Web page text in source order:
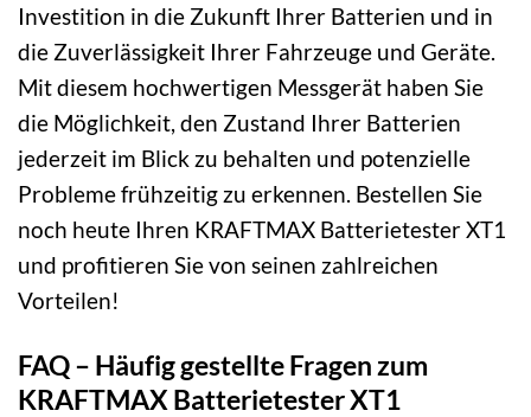
Investition in die Zukunft Ihrer Batterien und in
die Zuverlässigkeit Ihrer Fahrzeuge und Geräte.
Mit diesem hochwertigen Messgerät haben Sie
die Möglichkeit, den Zustand Ihrer Batterien
jederzeit im Blick zu behalten und potenzielle
Probleme frühzeitig zu erkennen. Bestellen Sie
noch heute Ihren KRAFTMAX Batterietester XT1
und profitieren Sie von seinen zahlreichen
Vorteilen!
FAQ – Häufig gestellte Fragen zum
KRAFTMAX Batterietester XT1